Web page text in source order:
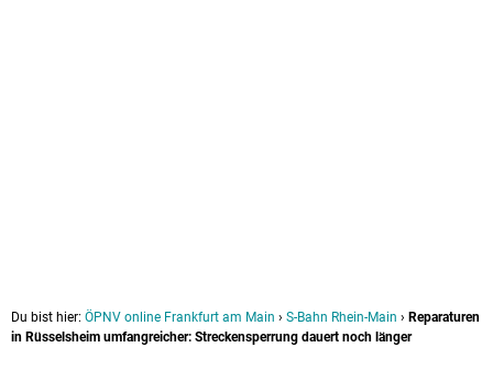
Du bist hier: ÖPNV online Frankfurt am Main › S-Bahn Rhein-Main › Reparaturen
in Rüsselsheim umfangreicher: Streckensperrung dauert noch länger